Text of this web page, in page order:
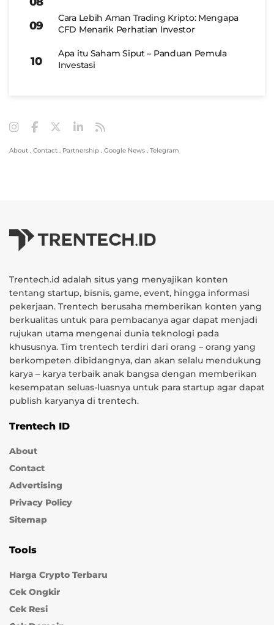
Cara Lebih Aman Trading Kripto: Mengapa
CFD Menarik Perhatian Investor
Apa itu Saham Siput – Panduan Pemula
Investasi
About . Contact . Partnership . Google News . Telegram
Trentech.id adalah situs yang menyajikan konten
tentang startup, bisnis, game, event, hingga informasi
pekerjaan. Trentech berusaha memberikan konten yang
berkualitas untuk para pembacanya agar dapat menjadi
rujukan utama mengenai dunia teknologi pada
khususnya. Tim trentech terdiri dari orang – orang yang
berkompeten dibidangnya, dan akan selalu mendukung
karya – karya terbaik anak bangsa dengan memberikan
kesempatan seluas-luasnya untuk para startup agar dapat
publish karyanya di trentech.
Trentech ID
About
Contact
Advertising
Privacy Policy
Sitemap
Tools
Harga Crypto Terbaru
Cek Ongkir
Cek Resi